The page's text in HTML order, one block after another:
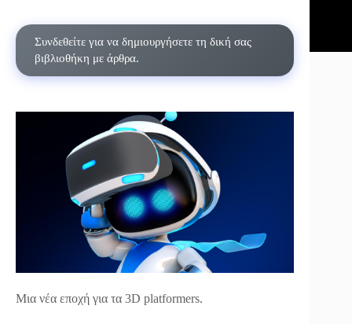
Συνδεθείτε για να δημιουργήσετε τη δική σας
βιβλιοθήκη με άρθρα.
Μια νέα εποχή για τα 3D platformers.